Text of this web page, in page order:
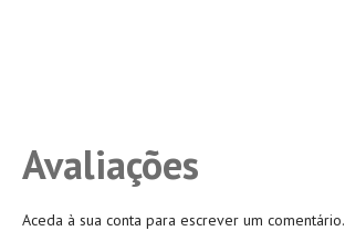
Avaliações
Aceda à sua conta para escrever um comentário.